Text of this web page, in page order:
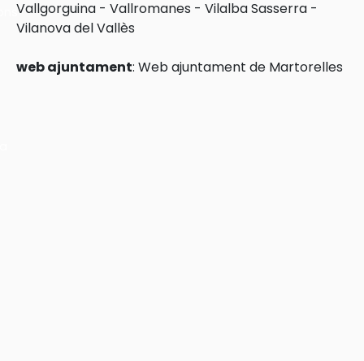
Vallgorguina - Vallromanes - Vilalba Sasserra -
Vilanova del Vallès
web ajuntament: Web ajuntament de Martorelles